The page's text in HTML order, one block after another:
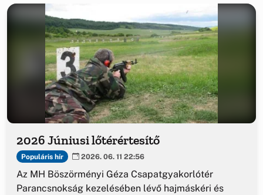
2026 Júniusi lőtérértesítő
Populáris hír 2026. 06. 11 22:56
Az MH Böszörményi Géza Csapatgyakorlótér
Parancsnokság kezelésében lévő hajmáskéri és